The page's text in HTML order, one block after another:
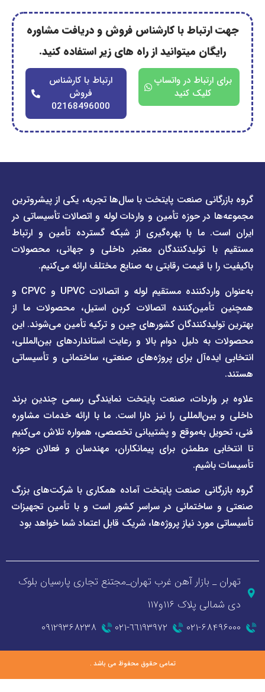
با کارشناس فروش و دریافت مشاوره
میتوانید از راه های زیر استفاده کنید.
ارتباط با کارشناس
02168496000
در واتساپ
کلیک کنید
صنعت پایتخت با سال‌ها تجربه، یکی از پیشروترین
حوزه تأمین و واردات لوله و اتصالات تأسیساتی در
ما با بهره‌گیری از شبکه گسترده تأمین و ارتباط
تولیدکنندگان معتبر داخلی و جهانی، محصولات
با قیمت رقابتی به صنایع مختلف ارائه می‌کنیم.
به‌عنوان واردکننده مستقیم لوله و اتصالات UPVC و CPVC و
اتصالات کربن استیل، محصولات ما از
کشورهای چین و ترکیه تأمین می‌شوند. این
دلیل دوام بالا و رعایت استانداردهای بین‌المللی،
برای پروژه‌های صنعتی، ساختمانی و تأسیساتی
صنعت پایتخت نمایندگی رسمی چندین برند
را نیز دارا است. ما با ارائه خدمات مشاوره
به‌موقع و پشتیبانی تخصصی، همواره تلاش می‌کنیم
مطمئن برای پیمانکاران، مهندسان و فعالان حوزه
صنعت پایتخت آماده همکاری با شرکت‌های بزرگ
در سراسر کشور است و با تأمین تجهیزات
نیاز پروژه‌ها، شریک قابل اعتماد شما خواهد بود
دسترسی
سریع
صفحه
لیست
قیمت
صفحه
برند
پیمتاش
صفحه
برند
فاراب
پول
دسترسی
سریع
درباره
ما
قوانین
و
مقررات
وبلاگ
خبری
بازار آهن غرب تهران_مجتنع تجاری پارسیان بلوک
۱۱۶و۱۱۷
٦٦١٩٣٩٧٢-٠٢١ ۰۹۱۲۹۳۶۸۲۳۸
تمامی حقوق محفوظ می باشد .